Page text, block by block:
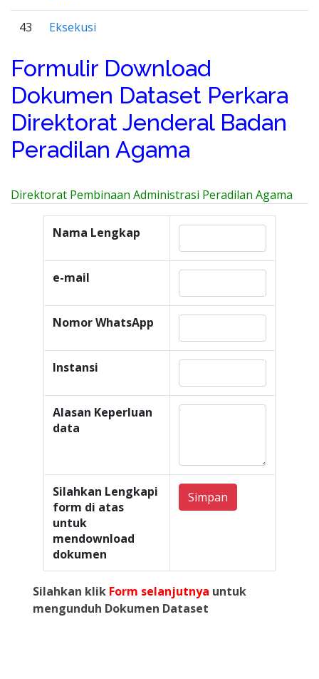
43 Eksekusi
Formulir Download
Dokumen Dataset Perkara
Direktorat Jenderal Badan
Peradilan Agama
Direktorat Pembinaan Administrasi Peradilan Agama
Nama Lengkap
e-mail
Nomor WhatsApp
Instansi
Alasan Keperluan
data
Silahkan Lengkapi
form di atas
untuk
mendownload
dokumen
Simpan
Silahkan klik Form selanjutnya untuk
mengunduh Dokumen Dataset